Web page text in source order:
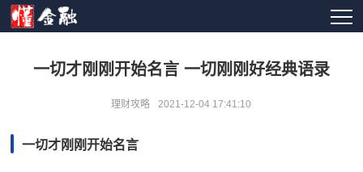
一切才刚刚开始名言 一切刚刚好经典语录
理财攻略 2021-12-04 17:41:10
一切才刚刚开始名言